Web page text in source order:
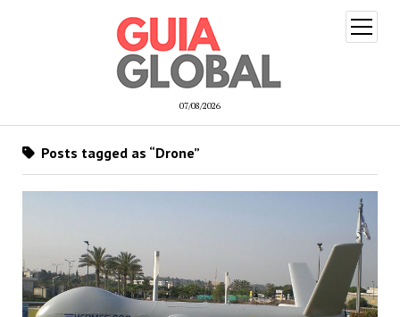
07/08/2026
open
menu
Posts tagged as “Drone”